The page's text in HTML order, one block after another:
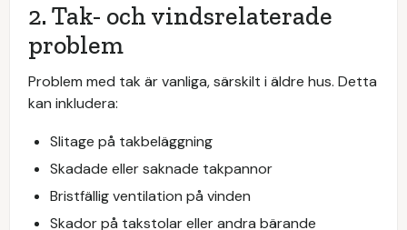
2. Tak- och vindsrelaterade
problem
Problem med tak är vanliga, särskilt i äldre hus. Detta
kan inkludera:
Slitage på takbeläggning
Skadade eller saknade takpannor
Bristfällig ventilation på vinden
Skador på takstolar eller andra bärande